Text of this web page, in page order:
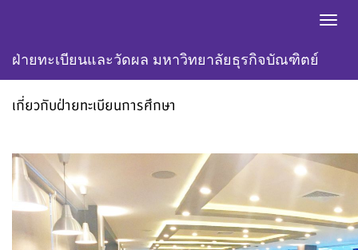
ฝ่ายทะเบียนและวัดผล มหาวิทยาลัยธุรกิจบัณฑิตย์
เกี่ยวกับฝ่ายทะเบียนการศึกษา